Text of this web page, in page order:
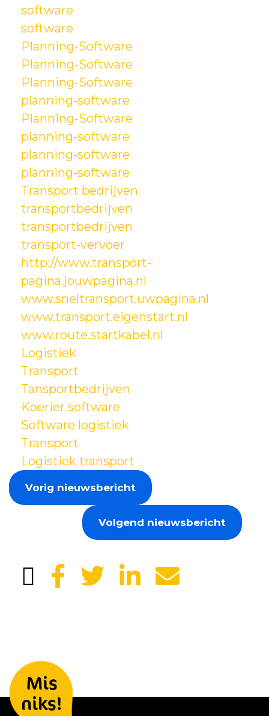
software
software
Planning-Software
Planning-Software
Planning-Software
planning-software
Planning-Software
planning-software
planning-software
planning-software
Transport bedrijven
transportbedrijven
transportbedrijven
transport-vervoer
http://www.transport-
pagina.jouwpagina.nl
www.sneltransport.uwpagina.nl
www.transport.eigenstart.nl
www.route.startkabel.nl
Logistiek
Transport
Tansportbedrijven
Koerier software
Software logistiek
Transport
Logistiek transport
Vorig nieuwsbericht
Volgend nieuwsbericht
Mis
niks!